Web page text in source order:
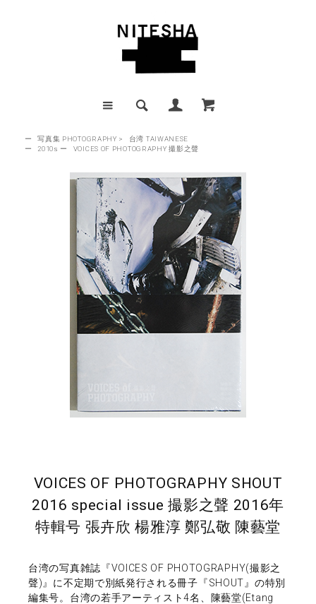
ー 写真集 PHOTOGRAPHY >
台湾 TAIWANESE
ー
2010s ー VOICES OF PHOTOGRAPHY 撮影之聲
VOICES OF PHOTOGRAPHY SHOUT
2016 special issue 撮影之聲 2016年
特輯号 張卉欣 楊雅淳 鄭弘敬 陳藝堂
台湾の写真雑誌『VOICES OF PHOTOGRAPHY(撮影之
聲)』に不定期で別紙発行される冊子『SHOUT』の特別
編集号。台湾の若手アーティスト4名、陳藝堂(Etang